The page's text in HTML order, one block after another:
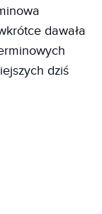
dawała
dziś